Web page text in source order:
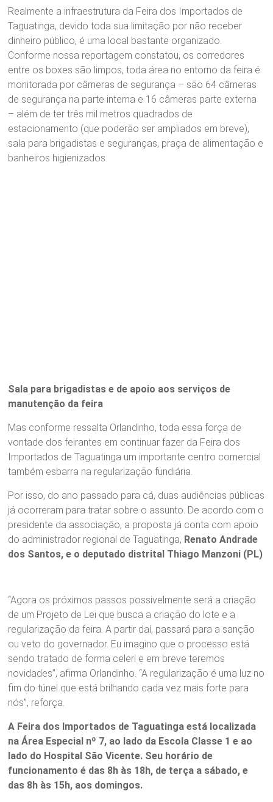
Realmente a infraestrutura da Feira dos Importados de
Taguatinga, devido toda sua limitação por não receber
dinheiro público, é uma local bastante organizado.
Conforme nossa reportagem constatou, os corredores
entre os boxes são limpos, toda área no entorno da feira é
monitorada por câmeras de segurança – são 64 câmeras
de segurança na parte interna e 16 câmeras parte externa
– além de ter três mil metros quadrados de
estacionamento (que poderão ser ampliados em breve),
sala para brigadistas e seguranças, praça de alimentação e
banheiros higienizados.
Sala para brigadistas e de apoio aos serviços de
manutenção da feira
Mas conforme ressalta Orlandinho, toda essa força de
vontade dos feirantes em continuar fazer da Feira dos
Importados de Taguatinga um importante centro comercial
também esbarra na regularização fundiária.
Por isso, do ano passado para cá, duas audiências públicas
já ocorreram para tratar sobre o assunto. De acordo com o
presidente da associação, a proposta já conta com apoio
do administrador regional de Taguatinga, Renato Andrade
dos Santos, e o deputado distrital Thiago Manzoni (PL)
“Agora os próximos passos possivelmente será a criação
de um Projeto de Lei que busca a criação do lote e a
regularização da feira. A partir daí, passará para a sanção
ou veto do governador. Eu imagino que o processo está
sendo tratado de forma celeri e em breve teremos
novidades”, afirma Orlandinho. “A regularização é uma luz no
fim do túnel que está brilhando cada vez mais forte para
nós”, reforça.
A Feira dos Importados de Taguatinga está localizada
na Área Especial nº 7, ao lado da Escola Classe 1 e ao
lado do Hospital São Vicente. Seu horário de
funcionamento é das 8h às 18h, de terça a sábado, e
das 8h às 15h, aos domingos.